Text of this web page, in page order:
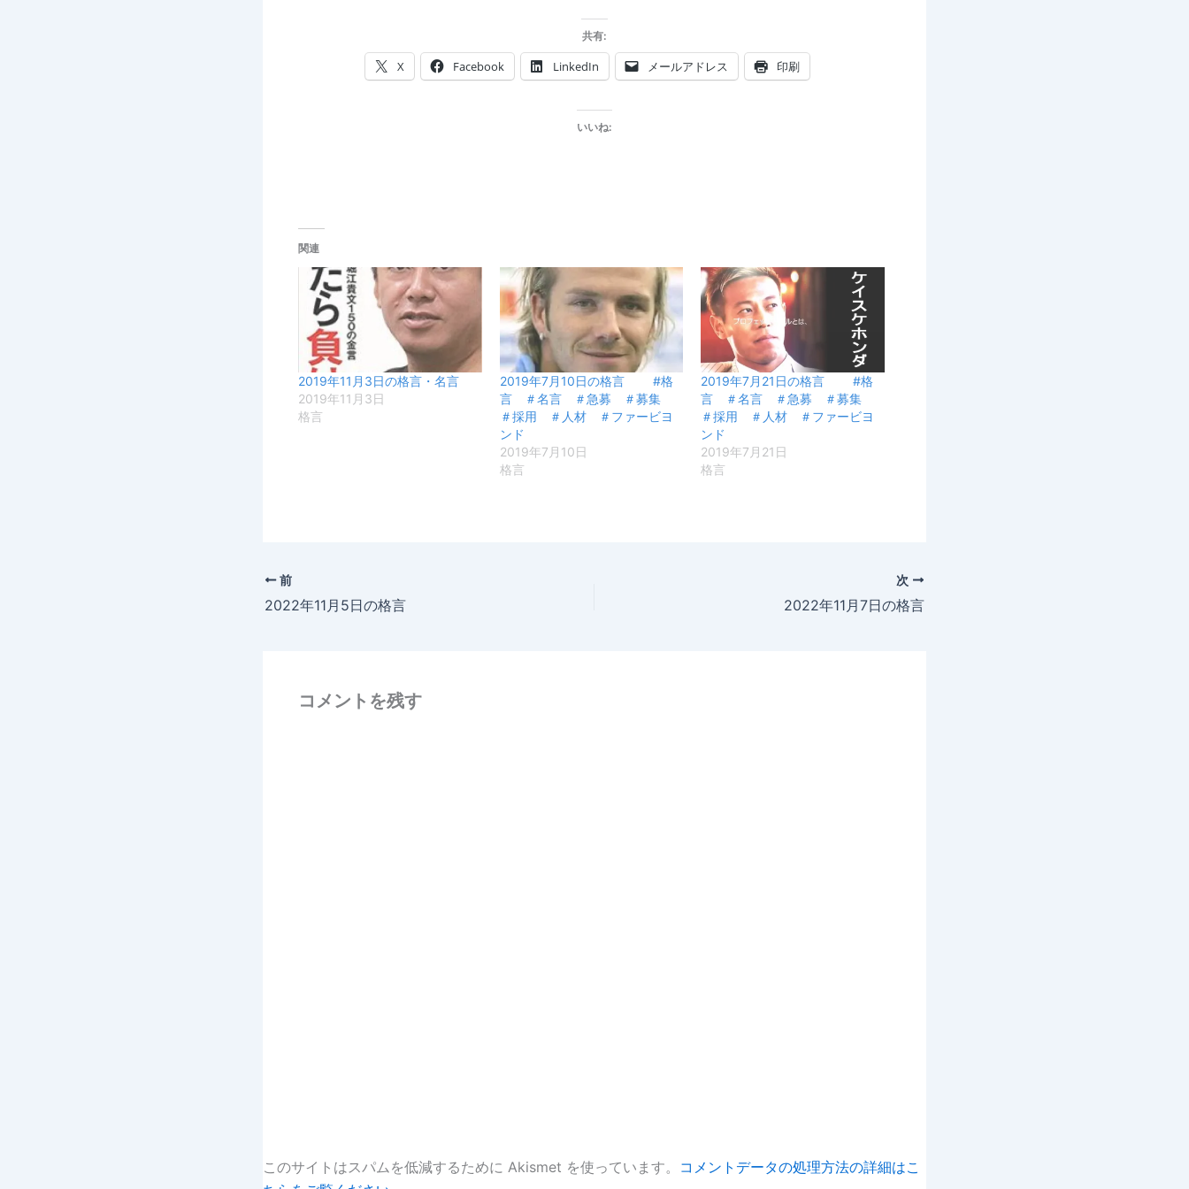
共有:
X Facebook LinkedIn メールアドレス 印刷
いいね:
関連
2019年11月3日の格言・名言
2019年11月3日
格言
2019年7月10日の格言 #格
言 ＃名言 ＃急募 ＃募集
＃採用 ＃人材 ＃ファービヨ
ンド
2019年7月10日
格言
2019年7月21日の格言 #格
言 ＃名言 ＃急募 ＃募集
＃採用 ＃人材 ＃ファービヨ
ンド
2019年7月21日
格言
前
2022年11月5日の格言
次
2022年11月7日の格言
コメントを残す
このサイトはスパムを低減するために Akismet を使っています。 コメントデータの処理方法の詳細はこ